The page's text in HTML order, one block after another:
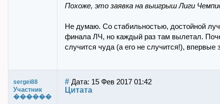
Похоже, это заявка на выигрыш Лиги
Не думаю. Со стабильностью, достойной
финала ЛЧ, но каждый раз там вылетал.
случится чуда (а его не случится!),
sergei88
Участник
������
# Дата: 15 Фев 2017 01:42
Цитата